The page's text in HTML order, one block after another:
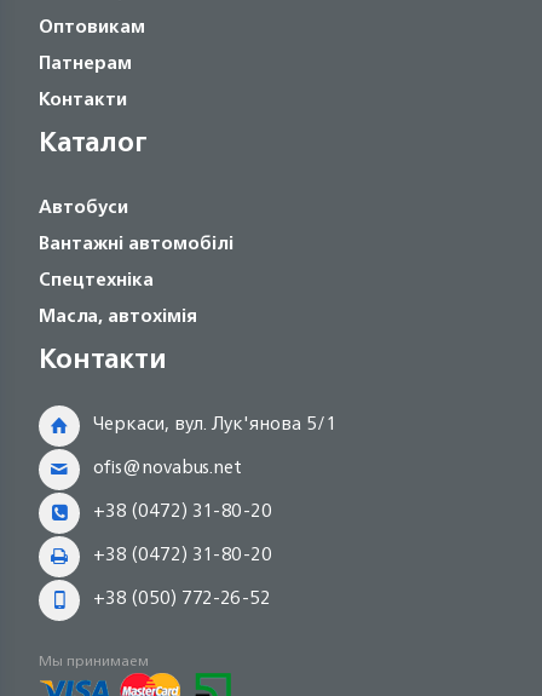
Оптовикам
Патнерам
Контакти
Каталог
Автобуси
Вантажні автомобілі
Спецтехніка
Масла, автохімія
Контакти
Черкаси, вул. Лук'янова 5/1
ofis@novabus.net
+38 (0472) 31-80-20
+38 (0472) 31-80-20
+38 (050) 772-26-52
Мы принимаем